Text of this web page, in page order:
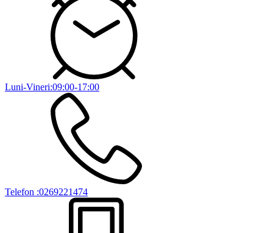
Luni-Vineri:09:00-17:00
Telefon :0269221474